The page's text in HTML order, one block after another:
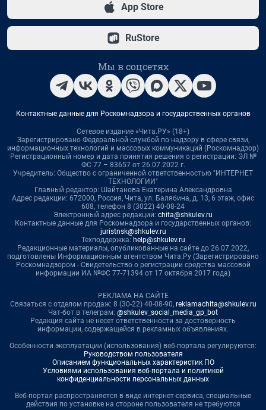
App Store
RuStore
Мы в соцсетях
Контактные данные для Роскомнадзора и государственных органов
Сетевое издание «Чита.РУ» (18+)
Зарегистрировано Федеральной службой по надзору в сфере связи,
информационных технологий и массовых коммуникаций (Роскомнадзор)
Регистрационный номер и дата принятия решения о регистрации: ЭЛ №
ФС 77 – 83657 от 26.07.2022 г.
Учредитель: Общество с ограниченной ответственностью "ИНТЕРНЕТ
ТЕХНОЛОГИИ"
Главный редактор: Шайтанова Екатерина Александровна
Адрес редакции: 672000, Россия, Чита, ул. Балябина, д. 13, 6 этаж, офис
608, телефон 8 (3022) 40-08-24
Электронный адрес редакции: chita@shkulev.ru
Контактные данные для Роскомнадзора и государственных органов:
juristnsk@shkulev.ru
Техподдержка: help@shkulev.ru
Редакционные материалы, опубликованные на сайте до 26.07.2022,
подготовлены Информационным агентством Чита.Ру (Зарегистрировано
Роскомнадзором - Свидетельство о регистрации средства массовой
информации ИА №ФС 77-71394 от 17 октября 2017 года)
РЕКЛАМА НА САЙТЕ
Связаться с отделом продаж: 8 (30-22) 40-08-90, reklamachita@shkulev.ru
Чат-бот в телеграм: @shkulev_social_media_gp_bot
Редакция сайта не несет ответственности за достоверность
информации, содержащейся в рекламных объявлениях.
Особенности эксплуатации (использования) веб-портала регулируются:
Руководством пользователя
Описанием функциональных характеристик ПО
Условиями использования веб-портала и политикой
конфиденциальности персональных данных
Веб-портал распространяется в виде интернет-сервиса, специальные
действия по установке на стороне пользователя не требуются